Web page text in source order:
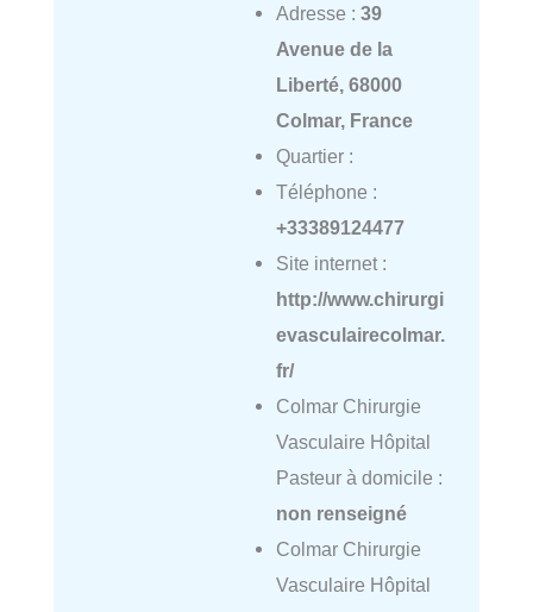
Adresse : 39
Avenue de la
Liberté, 68000
Colmar, France
Quartier :
Téléphone :
+33389124477
Site internet :
http://www.chirurgi
evasculairecolmar.
fr/
Colmar Chirurgie
Vasculaire Hôpital
Pasteur à domicile :
non renseigné
Colmar Chirurgie
Vasculaire Hôpital